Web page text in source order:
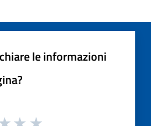
le informazioni